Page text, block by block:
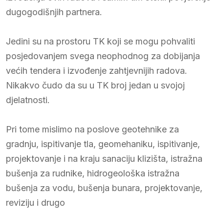
dugogodišnjih partnera.
Jedini su na prostoru TK koji se mogu pohvaliti
posjedovanjem svega neophodnog za dobijanja
većih tendera i izvođenje zahtjevnijih radova.
Nikakvo čudo da su u TK broj jedan u svojoj
djelatnosti.
Pri tome mislimo na poslove geotehnike za
gradnju, ispitivanje tla, geomehaniku, ispitivanje,
projektovanje i na kraju sanaciju klizišta, istražna
bušenja za rudnike, hidrogeološka istražna
bušenja za vodu, bušenja bunara, projektovanje,
reviziju i drugo